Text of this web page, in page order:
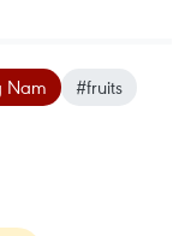
Nam
#fruits